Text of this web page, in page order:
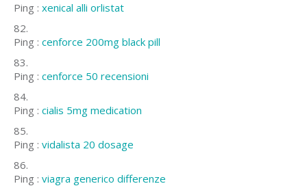
Ping : xenical alli orlistat
Ping : cenforce 200mg black pill
Ping : cenforce 50 recensioni
Ping : cialis 5mg medication
Ping : vidalista 20 dosage
Ping : viagra generico differenze